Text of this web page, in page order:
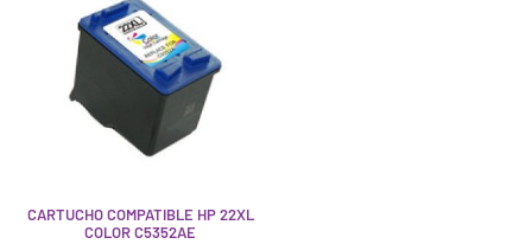
CARTUCHO COMPATIBLE HP 22XL
COLOR C5352AE